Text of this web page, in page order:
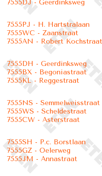
7555DJ - Geerdinksweg
7555PJ - H. Hartstralaan
7555WC - Zaanstraat
7555AN - Robert Kochstraat
7555DH - Geerdinksweg
7555BX - Begoniastraat
7555KL - Reggestraat
7555NS - Semmelweisstraat
7555WS - Scheldestraat
7555CW - Asterstraat
7555SH - P.c. Borstlaan
7555GZ - Oelerweg
7555JM - Annastraat